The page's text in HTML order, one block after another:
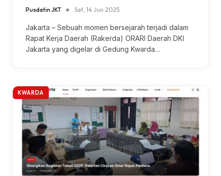
Pusdatin JKT Sat, 14 Jun 2025
Jakarta – Sebuah momen bersejarah terjadi dalam
Rapat Kerja Daerah (Rakerda) ORARI Daerah DKI
Jakarta yang digelar di Gedung Kwarda…
KWARDA